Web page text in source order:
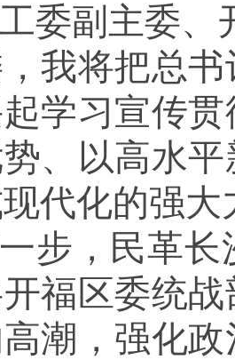
委副主委、
我将把总
学习宣传
、以高水
代化的强大
步，民革
福区委统
潮，强化